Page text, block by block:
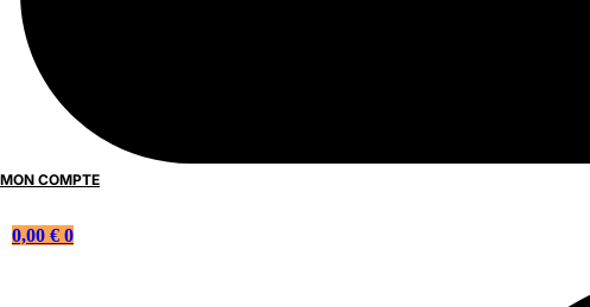
MON COMPTE
0,00 € 0